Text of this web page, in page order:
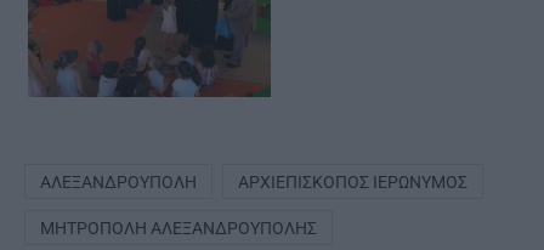
ΑΛΕΞΑΝΔΡΟΎΠΟΛΗ ΑΡΧΙΕΠΊΣΚΟΠΟΣ ΙΕΡΏΝΥΜΟΣ
ΜΗΤΡΌΠΟΛΗ ΑΛΕΞΑΝΔΡΟΎΠΟΛΗΣ